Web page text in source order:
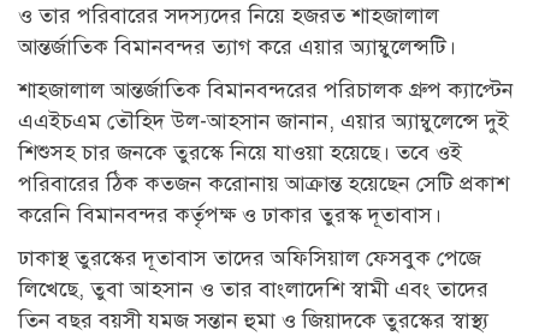
ও তার পরিবারের সদস্যদের নিয়ে হজরত শাহজালাল
আন্তর্জাতিক বিমানবন্দর ত্যাগ করে এয়ার অ্যাম্বুলেন্সটি।
শাহ্জালাল আন্তর্জাতিক বিমানবন্দরের পরিচালক গ্রুপ ক্যাপ্টেন
এএইচএম তৌহিদ উল-আহসান জানান, এয়ার অ্যাম্বুলেন্সে দুই
শিশুসহ চার জনকে তুরস্কে নিয়ে যাওয়া হয়েছে। তবে ওই
পরিবারের ঠিক কতজন করোনায় আক্রান্ত হয়েছেন সেটি প্রকাশ
করেনি বিমানবন্দর কর্তৃপক্ষ ও ঢাকার তুরস্ক দূতাবাস।
ঢাকাস্থ তুরস্কের দূতাবাস তাদের অফিসিয়াল ফেসবুক পেজে
লিখেছে, তুবা আহসান ও তার বাংলাদেশি স্বামী এবং তাদের
তিন বছর বয়সী যমজ সন্তান হুমা ও জিয়াদকে তুরস্কের স্বাস্থ্য